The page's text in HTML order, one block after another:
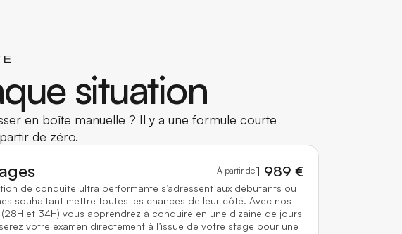
situation
en boîte manuelle ? Il y a une formule courte
de zéro.
À partir de1 989 €
de conduite ultra performante s’adressent aux débutants ou
souhaitant mettre toutes les chances de leur côté. Avec nos
(28H et 34H) vous apprendrez à conduire en une dizaine de jours
votre examen directement à l’issue de votre stage pour une